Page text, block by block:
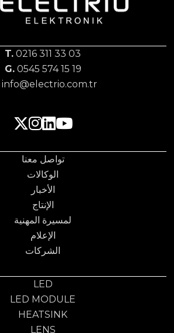
T. 0216 311 33 03
G.0545 574 15 19
info@electrio.com.tr
تواصل معنا
الوكالات
الأخبار
الإنتاج
لمسيرة المهنية
الإعلام
الشركات
LED
LED MODULE
HEATSINK
LENS